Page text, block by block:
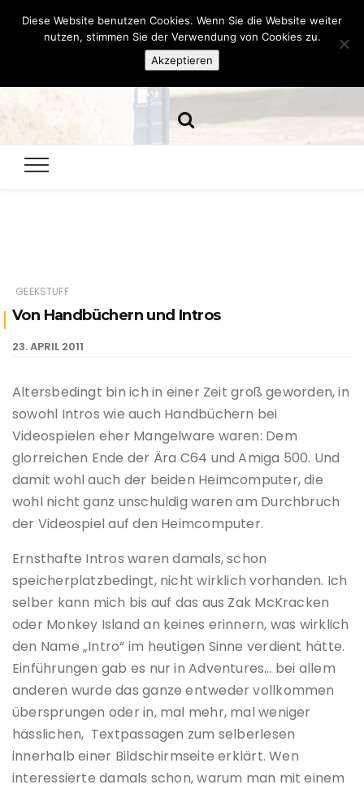
Hazamelistan
GEEKSTUFF
Von Handbüchern und Intros
23. APRIL 2011
Altersbedingt bin ich in einer Zeit groß geworden, in
sowohl Intros wie auch Handbüchern bei
Videospielen eher Mangelware waren: Dem
glorreichen Ende der Ära C64 und Amiga 500. Und
damit wohl auch der beiden Heimcomputer, die
wohl nicht ganz unschuldig waren am Durchbruch
der Videospiel auf den Heimcomputer.
Ernsthafte Intros waren damals, schon
speicherplatzbedingt, nicht wirklich vorhanden. Ich
selber kann mich bis auf das aus Zak McKracken
oder Monkey Island an keines erinnern, was wirklich
den Name „Intro“ im heutigen Sinne verdient hätte.
Einführungen gab es nur in Adventures… bei allem
anderen wurde das ganze entweder vollkommen
übersprungen oder in, mal mehr, mal weniger
hässlichen, Textpassagen zum selberlesen
innerhalb einer Bildschirmseite erklärt. Wen
interessierte damals schon, warum man mit einem
Diese Website benutzen Cookies. Wenn Sie die Website weiter
nutzen, stimmen Sie der Verwendung von Cookies zu.
Akzeptieren